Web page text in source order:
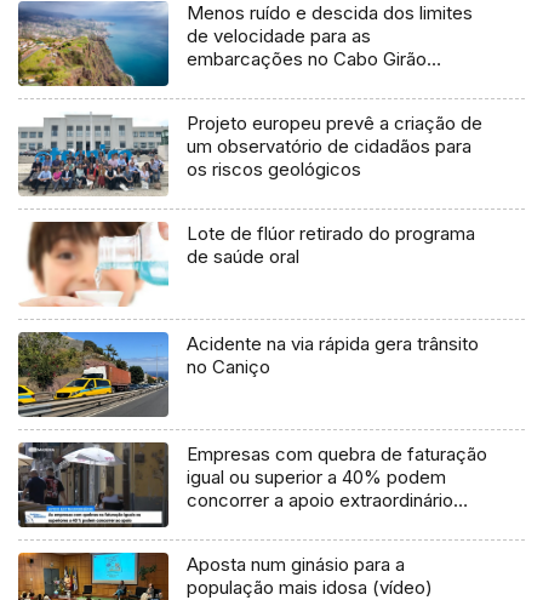
Menos ruído e descida dos limites
de velocidade para as
embarcações no Cabo Girão
Projeto europeu prevê a criação de
um observatório de cidadãos para
os riscos geológicos
Lote de flúor retirado do programa
de saúde oral
Acidente na via rápida gera trânsito
no Caniço
Empresas com quebra de faturação
igual ou superior a 40% podem
concorrer a apoio extraordinário
Aposta num ginásio para a
população mais idosa (vídeo)